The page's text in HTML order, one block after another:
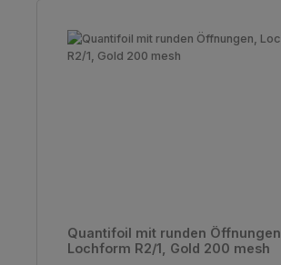
Quantifoil mit runden Öffnungen,
Lochform R2/1, Gold 200 mesh